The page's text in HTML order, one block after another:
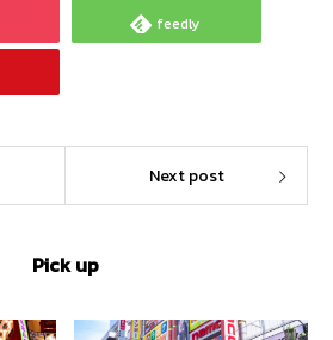
feedly
Next post
Pick up